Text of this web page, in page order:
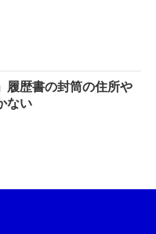
履歴書の封筒の住所や
ない